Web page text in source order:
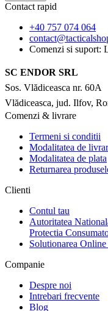
Contact rapid
+40 757 074 064
Comenzi si suport:
SC ENDOR SRL
Sos. Vlădiceasca nr. 60A
Vlădiceasca, jud. Ilfov,
Comenzi & livrare
Termeni si conditii
Modalitatea de
Modalitatea de plata
Returnarea
Clienti
Contul tau
Autoritatea
Protectia
Solutionarea
Companie
Despre noi
Intrebari frecvente
Blog